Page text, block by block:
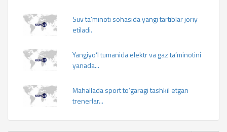
Suv ta’minoti sohasida yangi tartiblar joriy
etiladi.
Yangiyo‘l tumanida elektr va gaz ta’minotini
yanada...
Mahallada sport to‘garagi tashkil etgan
trenerlar...